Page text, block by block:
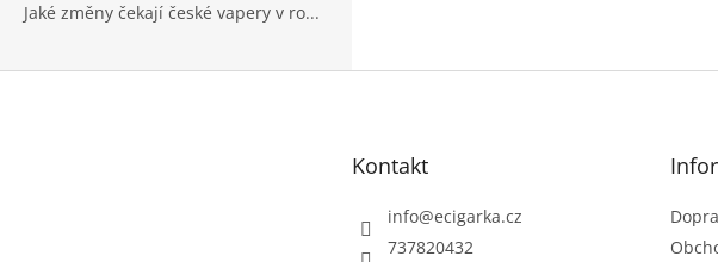
Jaké změny čekají české vapery v ro...
Kontakt
info@ecigarka.cz
737820432